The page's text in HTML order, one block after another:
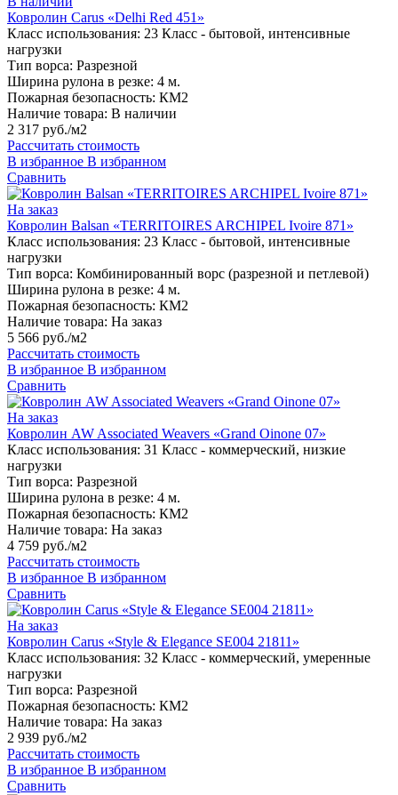
Ковролин Carus «Delhi Red 451»
Класс использования: 23 Класс - бытовой, интенсивные
нагрузки
Тип ворса: Разрезной
Ширина рулона в резке: 4 м.
Пожарная безопасность: КМ2
Наличие товара: В наличии
2 317 руб./м2
Рассчитать стоимость
В избранное В избранном
Сравнить
На заказ
Ковролин Balsan «TERRITOIRES ARCHIPEL Ivoire 871»
Класс использования: 23 Класс - бытовой, интенсивные
нагрузки
Тип ворса: Комбинированный ворс (разрезной и петлевой)
Ширина рулона в резке: 4 м.
Пожарная безопасность: КМ2
Наличие товара: На заказ
5 566 руб./м2
Рассчитать стоимость
В избранное В избранном
Сравнить
На заказ
Ковролин AW Associated Weavers «Grand Oinone 07»
Класс использования: 31 Класс - коммерческий, низкие
нагрузки
Тип ворса: Разрезной
Ширина рулона в резке: 4 м.
Пожарная безопасность: КМ2
Наличие товара: На заказ
4 759 руб./м2
Рассчитать стоимость
В избранное В избранном
Сравнить
На заказ
Ковролин Carus «Style & Elegance SE004 21811»
Класс использования: 32 Класс - коммерческий, умеренные
нагрузки
Тип ворса: Разрезной
Пожарная безопасность: КМ2
Наличие товара: На заказ
2 939 руб./м2
Рассчитать стоимость
В избранное В избранном
Сравнить